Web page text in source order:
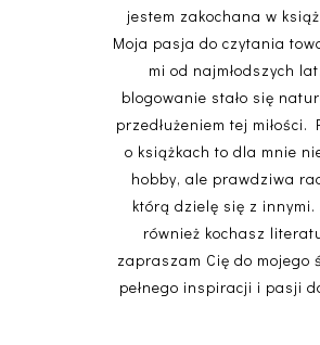
jestem zakochana w
Moja pasja do czytania
mi od najmłodszych
blogowanie stało się
przedłużeniem tej miłości.
o książkach to dla mnie
hobby, ale prawdziwa
którą dzielę się z innymi.
również kochasz
zapraszam Cię do mojego
pełnego inspiracji i pasji